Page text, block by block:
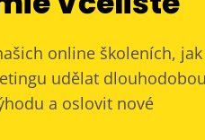
online školeních, jak
udělat dlouhodobou
a oslovit nové